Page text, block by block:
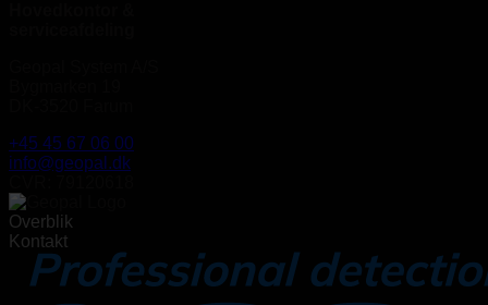
+45 45 67 06 00
info@geopal.dk
Overblik
Kontakt